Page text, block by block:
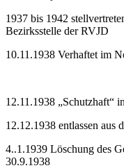
1937 bis 1942
Bezirksstelle der RVJD
10.11.1938 Verhaftet im
12.11.1938 „Schutzhaft“
12.12.1938 entlassen aus
4..1.1939 Löschung des
30.9.1938